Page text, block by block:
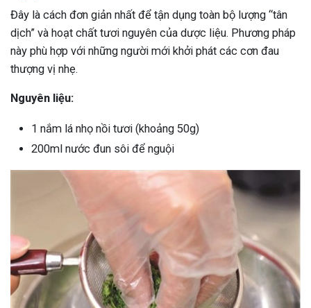
Đây là cách đơn giản nhất để tận dụng toàn bộ lượng “tân
dịch” và hoạt chất tươi nguyên của dược liệu. Phương pháp
này phù hợp với những người mới khởi phát các cơn đau
thượng vị nhẹ.
Nguyên liệu:
1 nắm lá nhọ nồi tươi (khoảng 50g)
200ml nước đun sôi để nguội